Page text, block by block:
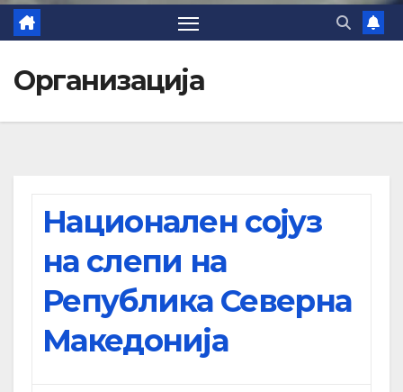
Организација
Национален сојуз
на слепи на
Република Северна
Македонија